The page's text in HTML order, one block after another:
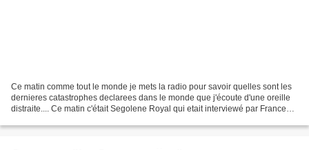
Ce matin comme tout le monde je mets la radio pour savoir quelles sont les
dernieres catastrophes declarees dans le monde que j'écoute d'une oreille
distraite.... Ce matin c'était Segolene Royal qui etait interviewé par France